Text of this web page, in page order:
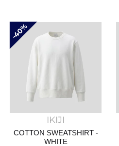
40%
IKIJI
COTTON SWEATSHIRT -
WHITE